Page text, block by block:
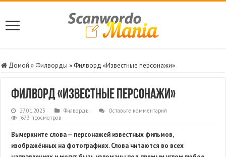
Домой » Филворды » Филворд «Известные персонажи»
Филворд «Известные персонажи»
27.01.2023 Филворды
Оставьте комментарий
673 просмотров
Вычеркните слова — персонажей известных фильмов,
изображённых на фотографиях. Слова читаются во всех